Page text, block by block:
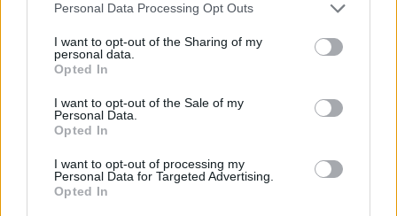
Personal Data Processing Opt Outs
I want to opt-out of the Sharing of my
personal data.
Opted In
I want to opt-out of the Sale of my
Personal Data.
Opted In
I want to opt-out of processing my
Personal Data for Targeted Advertising.
Opted In
wynagrodzona odnajdując miłość swojego życia
i wydobywając grzesznika i mordercę z
odmętów wyrzutów sumienia i poczucia winy.
Każdemu człowiekowi przydałby się przy boku
ktoś taki, kto obdarzy go miłością
bezwarunkową nie zważając na nic.